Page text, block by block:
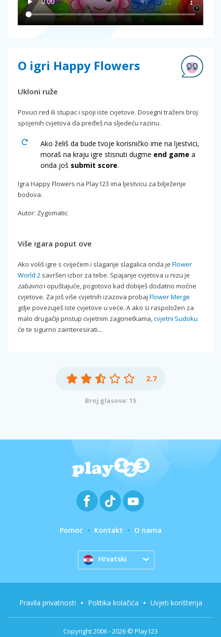
O igri Happy Flowers
Ukloni ruže
Povuci red ili stupac i spoji iste cvjetove. Dosegni traženi broj
spojenih cvjetova da pređeš na sljedeću razinu.
Ako želiš da bude tvoje korisničko ime na ljestvici,
moraš na kraju igre stisnuti dugme end game a
onda još submit score.
Igra Happy Flowers na Play123 ima ljestvicu za bilježenje
bodova.
Autor: Zygomatic
Više igara poput ove
Ako voliš igre s cvijećem i slaganje slagalica onda je Flower
World 2 savršen izbor za tebe. Spajanje cvjetova u nizu je
zabavnoi opuštajuće, pogotovo kad dobiješ dodatno moćne
cvjetove. Za još više cvjetnih izazova probaj Flower Merge
gdje povezuješ iste cvjetove u veće. A ako si raspoložen za
malo drugačiji pristup cvjetnim zagonetkama,cvjetni Sudoku
će te sigurno zainteresirati...
2.7
Broj glasova: 15
Pomoć Kontakt O nama
Hrvatski
Copyright 2006 - 2026 © Play123
Pravila privatnosti Politika kolačića Uvjeti korištenja